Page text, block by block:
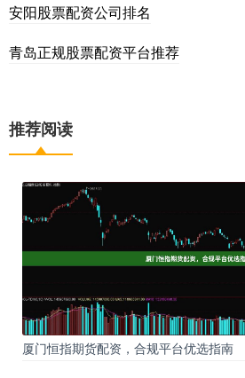
安阳股票配资公司排名
青岛正规股票配资平台推荐
推荐阅读
厦门恒指期货配资，合规平台优选指南